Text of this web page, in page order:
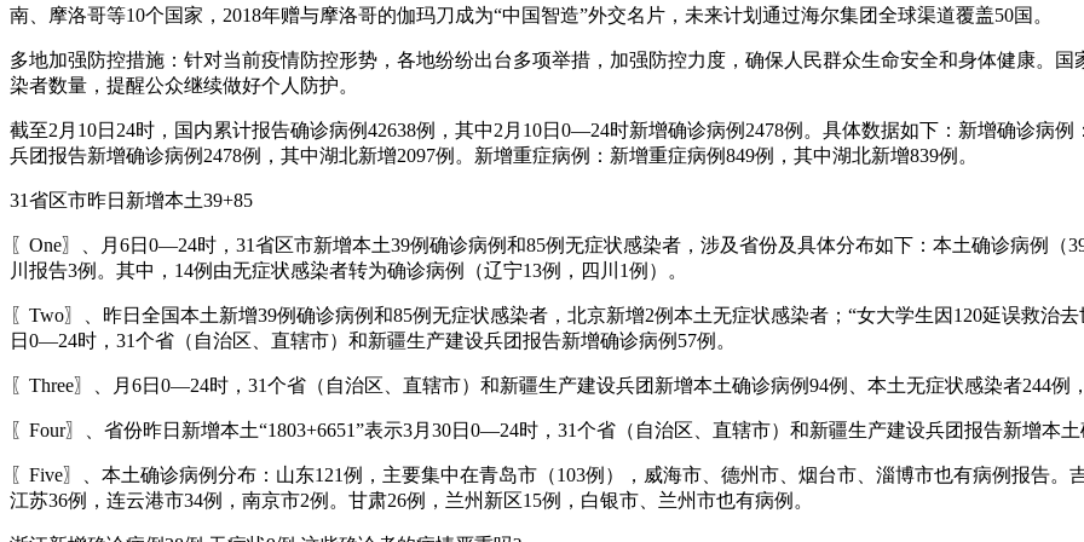
南、摩洛哥等10个国家，2018年赠与摩洛哥的伽玛刀成为“中国智造”外交名片，未来计划通过海尔集团全球渠道覆盖50国。
多地加强防控措施：针对当前疫情防控形势，各地纷纷出台多项举措，加强防控力度，确保人民群众生命安全和身体健康。
染者数量，提醒公众继续做好个人防护。
截至2月10日24时，国内累计报告确诊病例42638例，其中2月10日0—24时新增确诊病例2478例。具体数据如下：新增确诊病
兵团报告新增确诊病例2478例，其中湖北新增2097例。新增重症病例：新增重症病例849例，其中湖北新增839例。
31省区市昨日新增本土39+85
〖One〗、月6日0—24时，31省区市新增本土39例确诊病例和85例无症状感染者，涉及省份及具体分布如下：本土确诊病例（
川报告3例。其中，14例由无症状感染者转为确诊病例（辽宁13例，四川1例）。
〖Two〗、昨日全国本土新增39例确诊病例和85例无症状感染者，北京新增2例本土无症状感染者；“女大学生因120延误救治
日0—24时，31个省（自治区、直辖市）和新疆生产建设兵团报告新增确诊病例57例。
〖Three〗、月6日0—24时，31个省（自治区、直辖市）和新疆生产建设兵团新增本土确诊病例94例、本土无症状感染者244例
〖Four〗、省份昨日新增本土“1803+6651”表示3月30日0—24时，31个省（自治区、直辖市）和新疆生产建设兵团报告新增本
〖Five〗、本土确诊病例分布：山东121例，主要集中在青岛市（103例），威海市、德州市、烟台市、淄博市也有病例报告
江苏36例，连云港市34例，南京市2例。甘肃26例，兰州新区15例，白银市、兰州市也有病例。